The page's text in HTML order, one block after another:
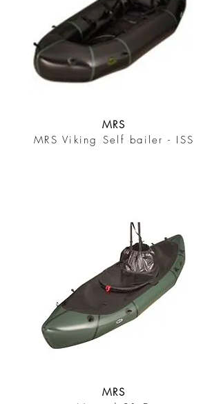
MRS
MRS Viking Self bailer - ISS
MRS